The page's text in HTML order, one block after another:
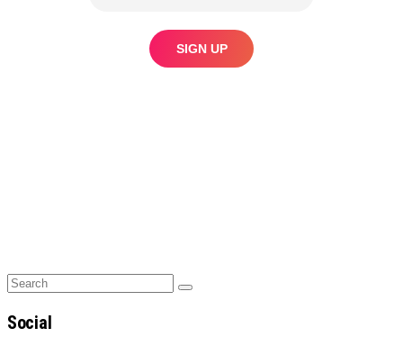
Search
Search
Social